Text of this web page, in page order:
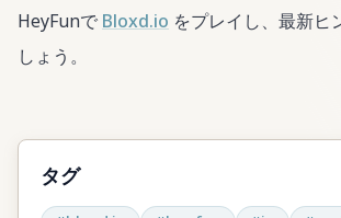
HeyFunで Bloxd.io をプレイし、最新ヒ
しょう。
タグ